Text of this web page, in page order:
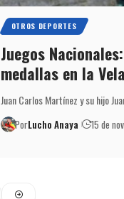
OTROS DEPORTES
Juegos
medallas en la
Juan Carlos Martínez y su hijo
PorLucho Anaya 15 de